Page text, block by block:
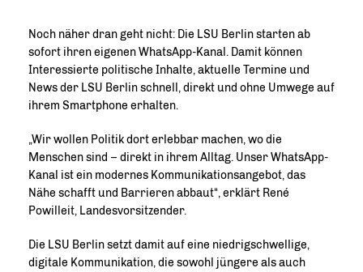
Noch näher dran geht nicht: Die LSU Berlin starten ab
sofort ihren eigenen WhatsApp-Kanal. Damit können
Interessierte politische Inhalte, aktuelle Termine und
News der LSU Berlin schnell, direkt und ohne Umwege auf
ihrem Smartphone erhalten.
Wir wollen Politik dort erlebbar machen, wo die
Menschen sind – direkt in ihrem Alltag. Unser WhatsApp-
Kanal ist ein modernes Kommunikationsangebot, das
Nähe schafft und Barrieren abbaut“, erklärt René
Powilleit, Landesvorsitzender.
Die LSU Berlin setzt damit auf eine niedrigschwellige,
digitale Kommunikation, die sowohl jüngere als auch